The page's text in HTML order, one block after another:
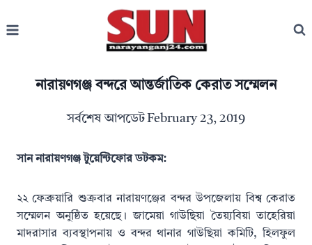
to
নারায়ণগঞ্জ বন্দরে আন্তর্জাতিক কেরাত সম্মেলন
সর্বশেষ আপডেটFebruary 23, 2019
সান নারায়ণগঞ্জ টুয়েন্টিফোর ডটকম:
২২ ফেব্রুয়ারি শুক্রবার নারায়ণঞ্জের বন্দর উপজেলায় বিশ্ব কেরাত
সম্মেলন অনুষ্ঠিত হয়েছে। জামেয়া গাউছিয়া তৈয়্যবিয়া তাহেরিয়া
মাদরাসার ব্যবস্থাপনায় ও বন্দর থানার গাউছিয়া কমিটি, হিলফুল